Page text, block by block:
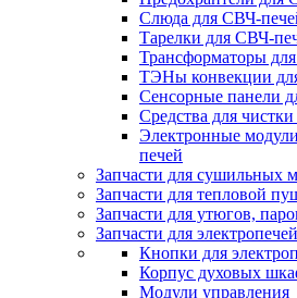
Слюда для СВЧ-
Тарелки для СВЧ-
Трансформаторы
ТЭНы конвекции
Сенсорные панели
Средства для
Электронные
печей
Запчасти для сушильных
Запчасти для тепловой
Запчасти для утюгов,
Запчасти для
Кнопки для
Корпус духовых
Модули управления